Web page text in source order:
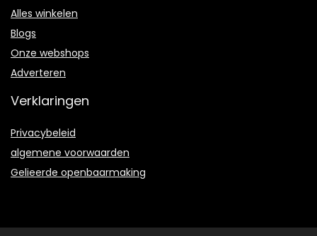
Alles winkelen
Blogs
Onze webshops
Adverteren
Verklaringen
Privacybeleid
algemene voorwaarden
Gelieerde openbaarmaking